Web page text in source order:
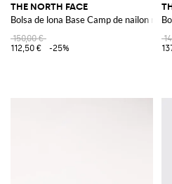
THE NORTH FACE
Bolsa de lona Base Camp de nailon
150,00 €
112,50 €
-25%